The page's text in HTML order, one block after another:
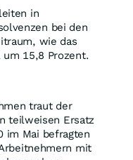
in
bei den
wie das
15,8 Prozent.
traut der
teilweisen Ersatz
im Mai befragten
mit